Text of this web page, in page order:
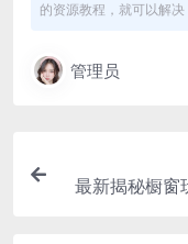
的资源教程，就可以解决
管理员
最新揭秘橱窗